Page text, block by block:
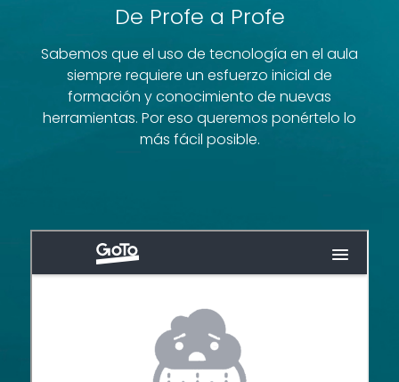
De Profe a Profe
Sabemos que el uso de tecnología en el aula
siempre requiere un esfuerzo inicial de
formación y conocimiento de nuevas
herramientas. Por eso queremos ponértelo lo
más fácil posible.